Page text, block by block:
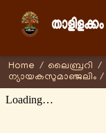
Home / ലൈബ്രറി /
ന്യായകസുമാഞ്ജലിം /